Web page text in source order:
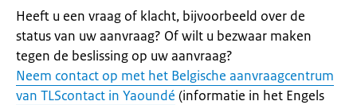
Heeft u een vraag of klacht, bijvoorbeeld over de
status van uw aanvraag? Of wilt u bezwaar maken
tegen de beslissing op uw aanvraag?
Neem contact op met het Belgische aanvraagcentrum
van TLScontact in Yaoundé (informatie in het Engels